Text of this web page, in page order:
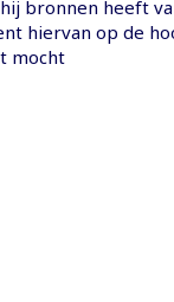
hij bronnen heeft
hiervan op de
mocht